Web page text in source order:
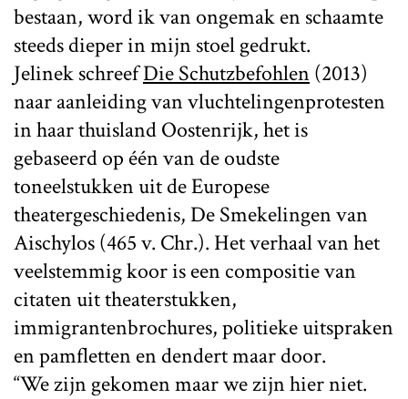
bestaan, word ik van ongemak en schaamte
steeds dieper in mijn stoel gedrukt.
Jelinek schreefDie Schutzbefohlen(2013)
naar aanleiding van vluchtelingenprotesten
in haar thuisland Oostenrijk, het is
gebaseerd op één van de oudste
toneelstukken uit de Europese
theatergeschiedenis, De Smekelingen van
Aischylos (465 v. Chr.). Het verhaal van het
veelstemmig koor is een compositie van
citaten uit theaterstukken,
immigrantenbrochures, politieke uitspraken
en pamfletten en dendert maar door.
“We zijn gekomen maar we zijn hier niet.